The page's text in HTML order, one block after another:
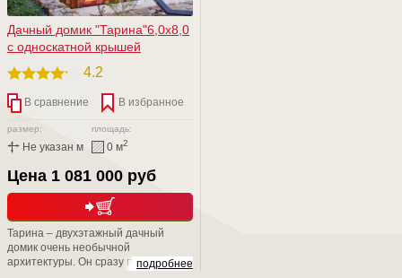
Дачный домик "Тарина"6,0х8,0
с односкатной крышей
4.2
В сравнение В избранное
размер:
Не указан м
площадь:
0 м2
Цена 1 081 000 руб
подробнее
Тарина – двухэтажный дачный
домик очень необычной
архитектуры. Он сразу привлекает